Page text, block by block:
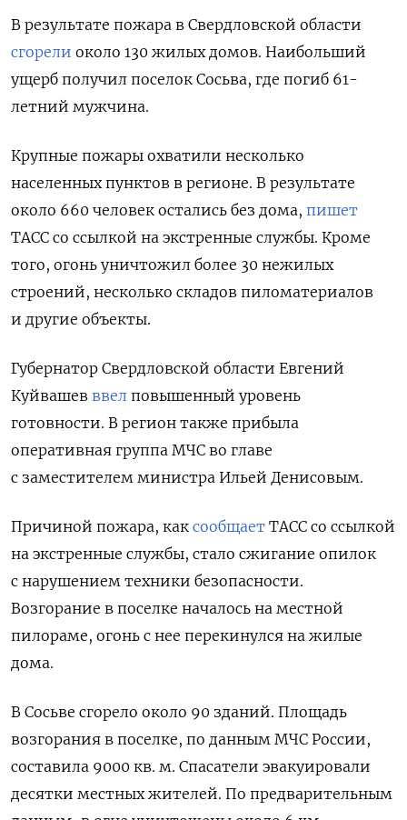
В результате пожара в Свердловской области
сгорели около 130 жилых домов. Наибольший
ущерб получил поселок Сосьва, где погиб 61-
летний мужчина.
Крупные пожары охватили несколько
населенных пунктов в регионе. В результате
около 660 человек остались без дома, пишет
ТАСС со ссылкой на экстренные службы. Кроме
того, огонь уничтожил более 30 нежилых
строений, несколько складов пиломатериалов
и другие объекты.
Губернатор Свердловской области Евгений
Куйвашев ввел повышенный уровень
готовности. В регион также прибыла
оперативная группа МЧС во главе
с заместителем министра Ильей Денисовым.
Причиной пожара, как сообщает ТАСС со ссылкой
на экстренные службы, стало сжигание опилок
с нарушением техники безопасности.
Возгорание в поселке началось на местной
пилораме, огонь с нее перекинулся на жилые
дома.
В Сосьве сгорело около 90 зданий. Площадь
возгорания в поселке, по данным МЧС России,
составила 9000 кв. м. Спасатели эвакуировали
десятки местных жителей. По предварительным